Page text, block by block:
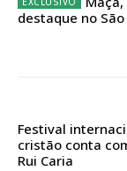
Edição
Acesso
assinantes
destaque no
Festival
cristão conta
Rui Caria